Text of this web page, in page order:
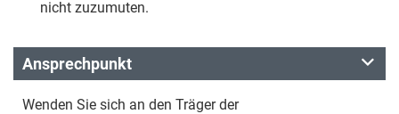
nicht zuzumuten.
Ansprechpunkt
Wenden Sie sich an den Träger der